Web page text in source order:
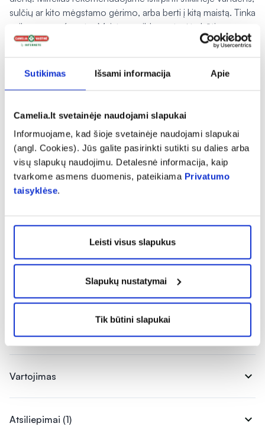
Sutikimas Išsami informacija Apie
Camelia.lt svetainėje naudojami slapukai
Informuojame, kad šioje svetainėje naudojami slapukai
(angl. Cookies). Jūs galite pasirinkti sutikti su dalies arba
visų slapukų naudojimu. Detalesnė informacija, kaip
tvarkome asmens duomenis, pateikiama Privatumo
taisyklėse.
Leisti visus slapukus
Slapukų nustatymai
Tik būtini slapukai
sulčių ar kito mėgstamo gėrimo, arba berti į kitą maistą. Tinka
vaikams nuo 6 metų. Maisto papildas neturėtų būti
vartojamas kaip maisto pakaitalas. Neviršykite nustatytos
subalansuota mityba bei sveikas gyvenimo būdas.
nuo tiesioginių saulės spindulių apsaugotoje vietoje. Laikyti
Gamintojas ir platintojas: UAB „Domus Naturae“, Molėtų
g. 16, Didžioji Riešė, 14260 Vilniaus r.,
tel.(8 5) 246 9651.
Pranešti apie klaidą prekės aprašyme
Sudedamosios dalys expand_more
Vartojimas expand_more
Atsiliepimai (1) expand_more